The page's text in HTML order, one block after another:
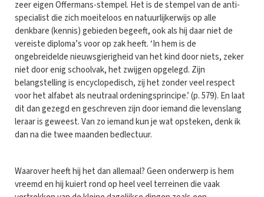
zeer eigen Offermans-stempel. Het is de stempel van de anti-
specialist die zich moeiteloos en natuurlijkerwijs op alle
denkbare (kennis) gebieden begeeft, ook als hij daar niet de
vereiste diploma’s voor op zak heeft. ‘In hem is de
ongebreidelde nieuwsgierigheid van het kind door niets, zeker
niet door enig schoolvak, het zwijgen opgelegd. Zijn
belangstelling is encyclopedisch, zij het zonder veel respect
voor het alfabet als neutraal ordeningsprincipe.’ (p. 579). En laat
dit dan gezegd en geschreven zijn door iemand die levenslang
leraar is geweest. Van zo iemand kun je wat opsteken, denk ik
dan na die twee maanden bedlectuur.
Waarover heeft hij het dan allemaal? Geen onderwerp is hem
vreemd en hij kuiert rond op heel veel terreinen die vaak